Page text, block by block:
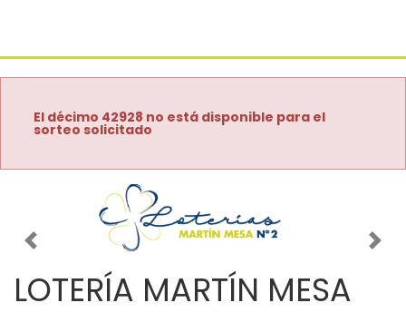
El décimo 42928 no está disponible para el
sorteo solicitado
Imagen anterior
LOTERÍA MARTÍN MESA